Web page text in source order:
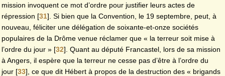
mission invoquent ce mot d’ordre pour justifier leurs actes de
répression [31] . Si bien que la Convention, le 19 septembre, peut, à
nouveau, féliciter une délégation de soixante-et-onze sociétés
populaires de la Drôme venue réclamer que « la terreur soit mise à
l’ordre du jour » [32] . Quant au député Francastel, lors de sa mission
à Angers, il espère que la terreur ne cesse pas d’être à l’ordre du
jour [33] , ce que dit Hébert à propos de la destruction des « brigands